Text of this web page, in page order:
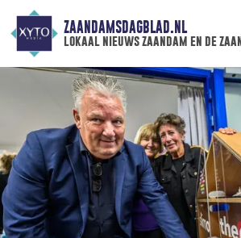
ZAANDAMSDAGBLAD.NL
lokaal nieuws zaandam en de